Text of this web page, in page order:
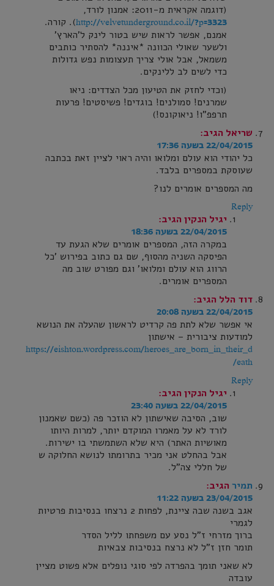
(דוגמה אקראית מ-2011: אמנון לורד,
http://velvetunderground.co.il/?p=3323). קורה.
אמנם, אפשר לראות שיש בטור לינק ל'הארץ'
ולשער שאולי הכוונה *איננה* להסתיר כותבים
משמאל, אבל אולי צריך תעצומות נפש גדולות
כדי לשים לב ללינקים.
(וכדי לחזק את הטיעון מכל הצדדים: ניאו
שמרנים! סמולנים! בוגדים! פשיסטים! פרעות
תרפפ"ו! ניאוקונס!)
שריאל הגיב:
22/04/2015 בשעה 17:36
כל יהודי הוא עולם ומלואו והיה ראוי לציין זאת בכתבה
שעוסקת במספרים בלבד.
מה המספרים אומרים לנו?
Reply
יגיל הנקין הגיב:
22/04/2015 בשעה 18:36
במקרה הזה, המספרים אומרים שלא הגעת עד
הפיסקה השניה מהסוף, שם גם כתוב בפירוש 'כל
הרווג הוא עולם ומלואו' וגם מפורט שוב מה
המספרים אומרים.
דוד הלל הגיב:
22/04/2015 בשעה 20:08
אי אפשר שלא לתת פה קרדיט לראשון שהעלה את הנושא
למודעות ציבורית – אישתון
https://eishton.wordpress.com/heroes_are_born_in_their_d
eath/
Reply
יגיל הנקין הגיב:
22/04/2015 בשעה 23:40
שוב, הסיבה שאישתון לא הוזכר פה (כשם שאמנון
לורד לא על מאמרו המוקדם יותר, למרות היותו
מאושיות האתר) היא שלא השתמשתי בו ישירות.
אבל בהחלט אני מכיר בתרומתו לנושא החלוקה ש
של חללי צה"ל.
תמיר הגיב:
23/04/2015 בשעה 11:22
אגב בשנה שבה ציינת, לפחות 2 נרצחו בנסיבות פרטיות
לגמרי
ברוך מזרחי ז"ל נסע עם משפחתו לליל הסדר
תומר חזן ז"ל לא נרצח בנסיבות צבאיות
לא שאני תומך בהפרדה לפי סוגי נופלים אלא פשוט מציין
עובדה